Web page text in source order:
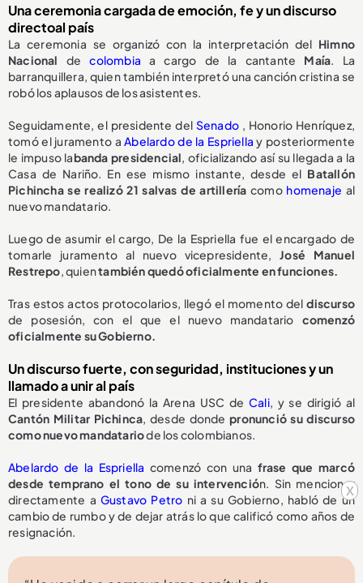
x
Una ceremonia cargada de emoción, fe y un discurso
directoal país
La ceremonia se organizó con la interpretación del Himno
Nacional decolombia a cargo de la cantante Maía. La
barranquillera, quien también interpretó una canción cristina se
robó los aplausos de los asistentes.
Seguidamente, el presidente del Senado , Honorio Henríquez,
tomó el juramento aAbelardo de la Espriella y posteriormente
le impuso labanda presidencial, oficializando así su llegada a la
Casa de Nariño. En ese mismo instante, desde el Batallón
Pichincha se realizó 21 salvas de artillería como homenaje al
nuevo mandatario.
Luego de asumir el cargo, De la Espriella fue el encargado de
tomarle juramento al nuevo vicepresidente,José Manuel
Restrepo, quientambién quedó oficialmente en funciones.
Tras estos actos protocolarios, llegó el momento deldiscurso
de posesión, con el que el nuevo mandatario comenzó
oficialmente su Gobierno.
Un discurso fuerte, con seguridad, instituciones y un
llamado a unir al país
El presidente abandonó la Arena USC de Cali, y se dirigió al
Cantón Militar Pichinca, desde dondepronunció su discurso
como nuevo mandatariode los colombianos.
Abelardo de la Espriella comenzó con una frase que marcó
desde temprano el tono de su intervención. Sin mencionar
directamente a Gustavo Petro ni a su Gobierno, habló de un
cambio de rumbo y de dejar atrás lo que calificó como años de
resignación.